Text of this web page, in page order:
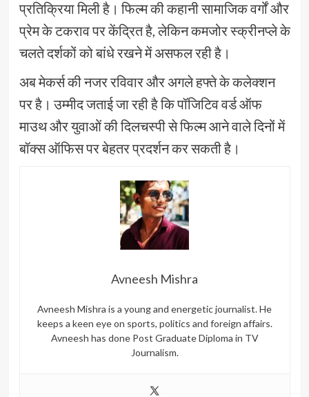
प्रतिक्रिया मिली है। फिल्म की कहानी सामाजिक वर्गों और
प्रेम के टकराव पर केंद्रित है, लेकिन कमजोर स्क्रीनप्ले के
चलते दर्शकों को बांधे रखने में असफल रही है।
अब मेकर्स की नजर रविवार और अगले हफ्ते के कलेक्शन
पर है। उम्मीद जताई जा रही है कि पॉजिटिव वर्ड ऑफ
माउथ और युवाओं की दिलचस्पी से फिल्म आने वाले दिनों में
बॉक्स ऑफिस पर बेहतर प्रदर्शन कर सकती है।
Avneesh Mishra
Avneesh Mishra is a young and energetic journalist. He
keeps a keen eye on sports, politics and foreign affairs.
Avneesh has done Post Graduate Diploma in TV
Journalism.